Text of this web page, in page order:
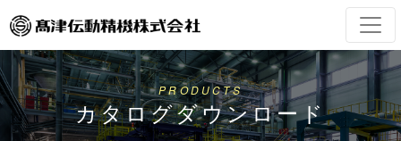
PRODUCTS
カタログダウンロード